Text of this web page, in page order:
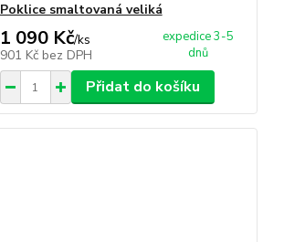
Poklice smaltovaná veliká
1 090 Kč/ks
901 Kč bez DPH
expedice 3-5
dnů
Přidat do košíku